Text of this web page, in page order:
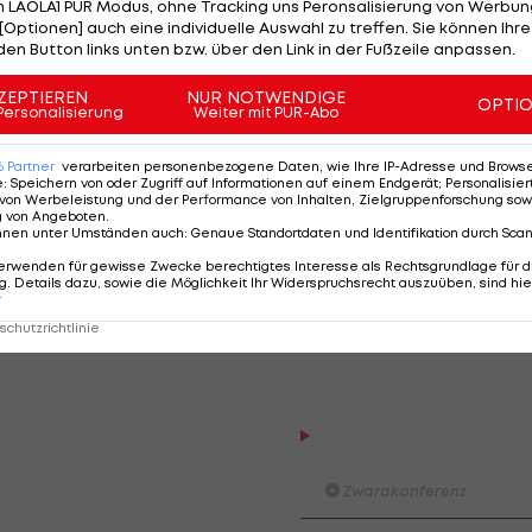
ist gebürtiger Rumäne mit Wohnsitzen in Wien und
- für das Entgegenkommen. "Rein rechtlich
Rückzahlung nicht verpflichtet gewesen", sagte
Die zwei Millionen seien
zu Neuwahlen des ÖJV-Präsidiums geführt.
gewählt. Das Sportministerium unter dem
hatte nach Zuerkennung der WM 2018 ein
Als die zweite Rate nicht bezahlt
ÖJV die WM, die schließlich in Budapest
PUR Modus, ohne Tracking uns Peronsalisierung von
auch eine individuelle Auswahl zu treffen. Sie können
Button links unten bzw. über den Link in der Fußzeile anpassen.
NUR NOTWENDIGE
Weiter mit PUR-Abo
Partner verarbeiten personenbezogene Daten, wie Ihre IP-Adresse und
: Speichern von oder Zugriff auf Informationen auf einem Endgerät;
Werbeleistung und der Performance von Inhalten, Zielgruppenforschung
von Angeboten.
unter Umständen auch: Genaue Standortdaten und Identifikation durch
für gewisse Zwecke berechtigtes Interesse als Rechtsgrundlage für
Details dazu, sowie die Möglichkeit Ihr Widerspruchsrecht auszuüben, sind